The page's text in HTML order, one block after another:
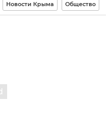
Новости Крыма Общество